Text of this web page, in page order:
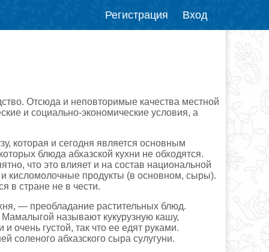
Регистрация Вход
Отсюда и неповторимые качества местной
и социально-экономические условия, а
которая и сегодня является основным
блюда абхазской кухни не обходятся.
что это влияет и на состав национальной
кисломолочные продукты (в основном, сыры).
в стране не в чести.
— преобладание растительных блюд.
называют кукурузную кашу,
очень густой, так что ее едят руками.
соленого абхазского сыра сулугуни.